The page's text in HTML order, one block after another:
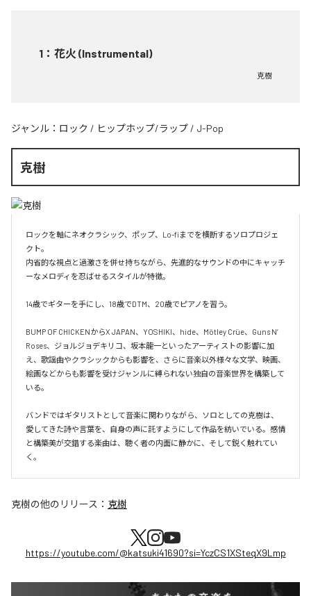
1 ： 花火 (Instrumental)
克樹
ジャンル： ロック / ヒップホップ/ラップ / J-Pop
克樹
ロックを軸にネオクラシック、ポップ、Lo-fiまでを横断するソロプロジェ
クト。
内省的な視点と過激さを併せ持ちながら、先進的なサウンドの中にキャッチ
ーなメロディを忍ばせるスタイルが特徴。
14歳でギターを手にし、18歳でDTM、20歳でピアノを習う。
BUMP OF CHICKENからX JAPAN、YOSHIKI、hide、Mötley Crüe、Guns N’
Roses、ジョルジョデキリコ、坂本龍一といったアーティストの影響に加
え、歌謡曲やクラシックからも影響を、さらに音楽以外様々な文学、映画、
絵画などからも影響を受けジャンルに縛られない独自の音楽世界を構築して
いる。
バンドではギタリストとして音楽に関わりながら、ソロとしての克樹は、
愛してきた詩や言葉を、自身の声に託すようにして作品を紡いでいる。感情
と構築美が交錯する楽曲は、聴く者の内面に静かに、そして鋭く触れてい
克樹の他のリリース： 克樹
https://youtube.com/@katsuki41690?si=YczCS1XSteqX9Lmp